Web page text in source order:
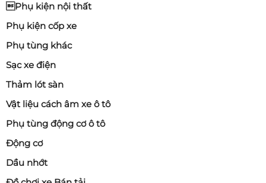
Phụ kiện nội thất
Phụ kiện cốp xe
Phụ tùng khác
Sạc xe điện
Thảm lót sàn
Vật liệu cách âm xe ô tô
Phụ tùng động cơ ô tô
Động cơ
Dầu nhớt